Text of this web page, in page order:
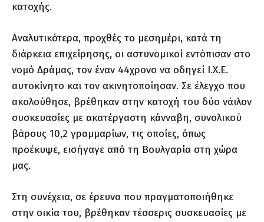
κατοχής.
Αναλυτικότερα, προχθές το μεσημέρι, κατά τη
διάρκεια επιχείρησης, οι αστυνομικοί εντόπισαν στο
νομό Δράμας, τον έναν 44χρονο να οδηγεί Ι.Χ.Ε.
αυτοκίνητο και τον ακινητοποίησαν. Σε έλεγχο που
ακολούθησε, βρέθηκαν στην κατοχή του δύο νάιλον
συσκευασίες με ακατέργαστη κάνναβη, συνολικού
βάρους 10,2 γραμμαρίων, τις οποίες, όπως
προέκυψε, εισήγαγε από τη Βουλγαρία στη χώρα
μας.
Στη συνέχεια, σε έρευνα που πραγματοποιήθηκε
στην οικία του, βρέθηκαν τέσσερις συσκευασίες με